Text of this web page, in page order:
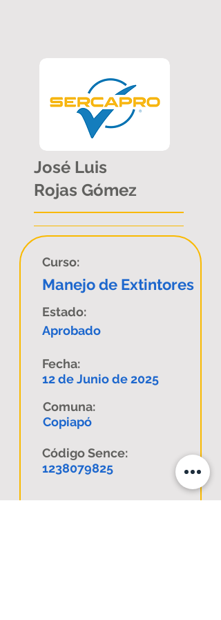
José Luis
Rojas Gómez
Curso:
Manejo de Extintores
Estado:
Aprobado
Fecha:
12 de Junio de 2025
Comuna:
Copiapó
Código Sence:
1238079825